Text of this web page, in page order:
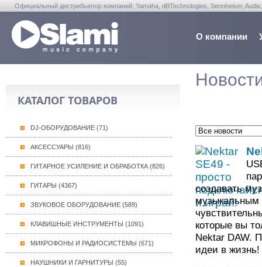
Официальный дистрибьютор компаний: Yamaha, dBTechnologies, Sennheiser,
О компании
КАТАЛОГ ТОВАРОВ
DJ-ОБОРУДОВАНИЕ (71)
АКСЕССУАРЫ (816)
ГИТАРНОЕ УСИЛЕНИЕ И ОБРАБОТКА (826)
ГИТАРЫ (4367)
ЗВУКОВОЕ ОБОРУДОВАНИЕ (589)
КЛАВИШНЫЕ ИНСТРУМЕНТЫ (1091)
МИКРОФОНЫ И РАДИОСИСТЕМЫ (671)
НАУШНИКИ И ГАРНИТУРЫ (55)
создавать
которые вы
Nektar DAW.
идеи в жизнь!